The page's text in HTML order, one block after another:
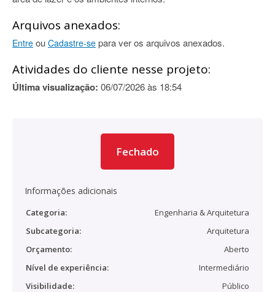
Arquivos anexados:
Entre ou Cadastre-se para ver os arquivos anexados.
Atividades do cliente nesse projeto:
Última visualização: 06/07/2026 às 18:54
Fechado
Informações adicionais
Categoria:
Engenharia & Arquitetura
Subcategoria:
Arquitetura
Orçamento:
Aberto
Nível de experiência:
Intermediário
Visibilidade:
Público